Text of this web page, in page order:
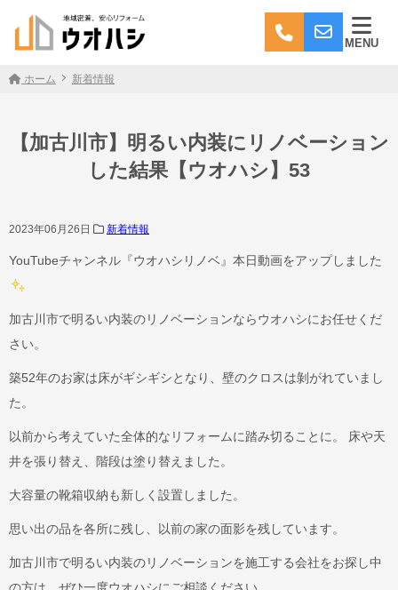
MENU
ホーム 新着情報
【加古川市】明るい内装にリノベーション
した結果【ウオハシ】53
2023年06月26日 新着情報
YouTubeチャンネル『ウオハシリノベ』本日動画をアップしました
加古川市で明るい内装のリノベーションならウオハシにお任せくだ
さい。
築52年のお家は床がギシギシとなり、壁のクロスは剝がれていまし
た。
以前から考えていた全体的なリフォームに踏み切ることに。 床や天
井を張り替え、階段は塗り替えました。
大容量の靴箱収納も新しく設置しました。
思い出の品を各所に残し、以前の家の面影を残しています。
加古川市で明るい内装のリノベーションを施工する会社をお探し中
の方は、ぜひ一度ウオハシにご相談ください。